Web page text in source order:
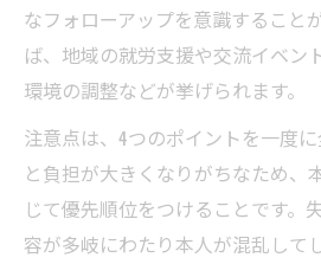
なフォローアップを意識すること
ば、地域の就労支援や交流イベン
環境の調整などが挙げられます。
注意点は、4つのポイントを一度
と負担が大きくなりがちなため、
じて優先順位をつけることです。
容が多岐にわたり本人が混乱して